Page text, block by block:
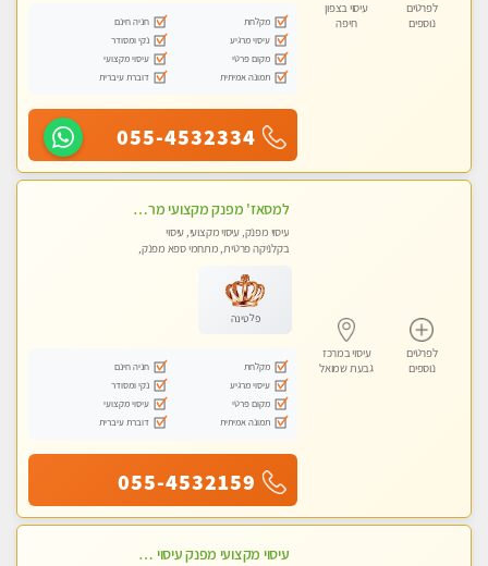
לפרטים
נוספים
עיסוי בצפון
חיפה
מקלחת
חניה חינם
עיסוי מרגיע
נקי ומסודר
מקום פרטי
עיסוי מקצועי
תמונה אמיתית
דוברת עיברית
055-4532334
לפרטים
נוספים
עיסוי במרכז
גבעת שמואל
למסאז' מפנק מקצועי מרגיע ומשחרר את כל הגוף! מומלץ מאוד -ללא מין! בהוד- השרון
עיסוי מפנק, עיסוי מקצועי, עיסוי
בקלניקה פרטית, מתחמי ספא מפנק,
פלטינה
מקלחת
חניה חינם
עיסוי מרגיע
נקי ומסודר
מקום פרטי
עיסוי מקצועי
תמונה אמיתית
דוברת עיברית
055-4532159
עיסוי מקצועי מפנק עיסוי עם אבנים חמות. מעסה עם תעודות. טיפול מרגיע ומפנק באווירה נעימה ושקטה